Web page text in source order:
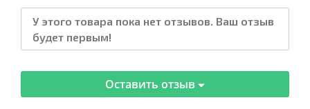
У этого товара пока нет отзывов. Ваш отзыв
будет первым!
Оставить отзыв